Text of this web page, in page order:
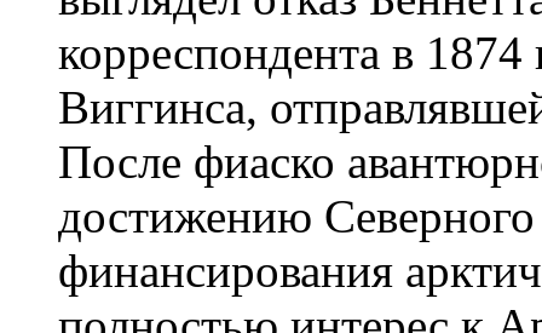
корреспондента в
Виггинса,
После фиаско
достижению
финансирования